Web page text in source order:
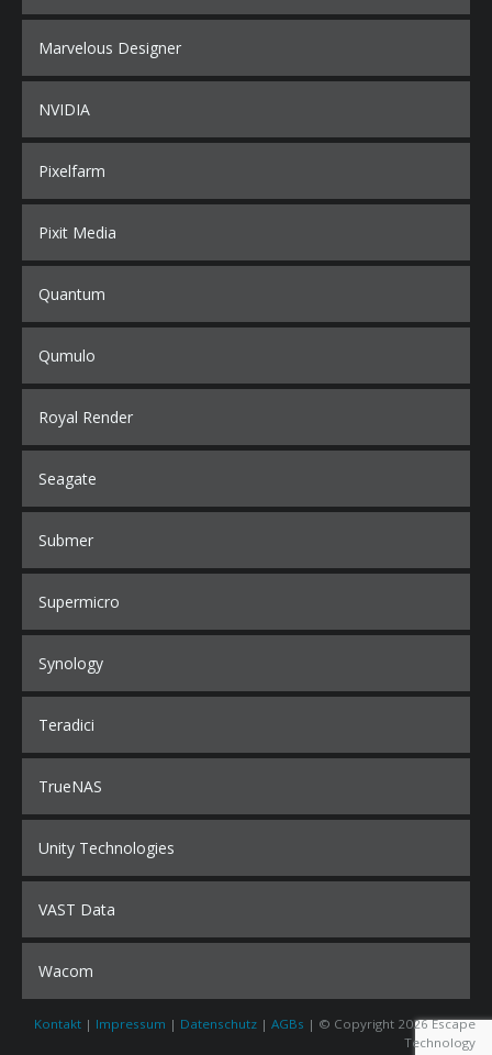
Marvelous Designer
NVIDIA
Pixelfarm
Pixit Media
Quantum
Qumulo
Royal Render
Seagate
Submer
Supermicro
Synology
Teradici
TrueNAS
Unity Technologies
VAST Data
Wacom
Kontakt | Impressum | Datenschutz | AGBs | © Copyright 2026 Escape
Technology